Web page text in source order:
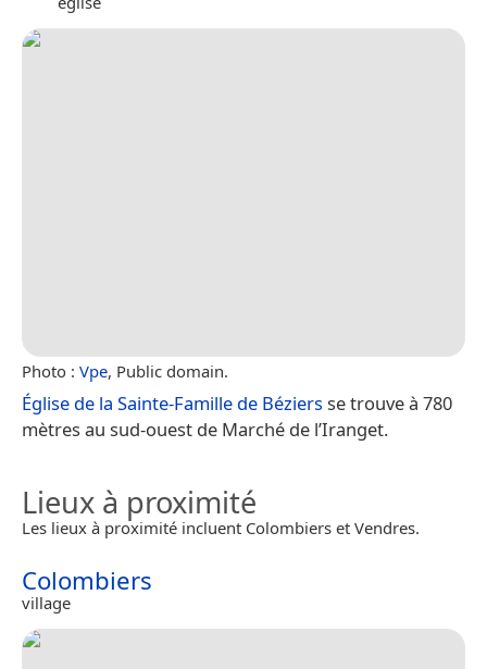
Photo : Vpe, Public domain.
Église de la Sainte-Famille de Béziersse trouve à 780
mètres au sud-ouest de Marché de l’Iranget.
Lieux à proximité
Les lieux à proximité incluent Colombiers et Vendres.
Colombiers
village